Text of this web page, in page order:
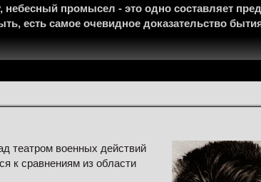
промысел - это одно составляет
есть самое очевидное доказательство
театром военных действий
к сравнениям из области